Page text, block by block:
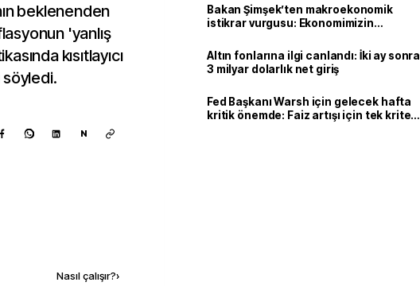
beklenenden
'yanlış
kısıtlayıcı
söyledi.
N
Nasıl çalışır?›
Bakan Şimşek’ten makroekonomik
istikrar vurgusu: Ekonomimizin
Altın fonlarına ilgi canlandı: İki ay sonra
3 milyar dolarlık net giriş
Fed Başkanı Warsh için gelecek hafta
kritik önemde: Faiz artışı için tek kriter